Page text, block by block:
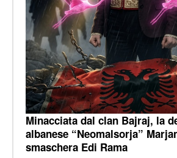
Minacciata dal clan Bajraj, la
albanese “Neomalsorja”
smaschera Edi Rama